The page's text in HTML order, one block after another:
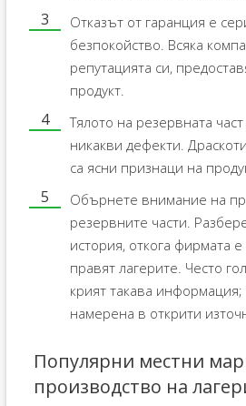
Отказът от гаранция е
безпокойство. Всяка
репутацията си,
продукт.
Тялото на резервната
никакви дефекти.
са ясни признаци на
Обърнете внимание на
резервните части.
история, откога фирмата е
правят лагерите. Често
крият такава
намерена в открити
Популярни местни
производство на